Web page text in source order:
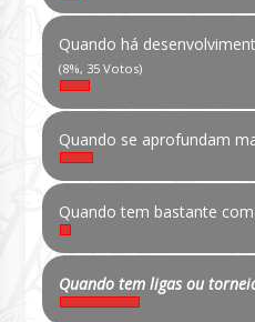
Quando há
(8%, 35 Votos)
Quando se aprofundam
Quando tem bastante
Quando tem ligas ou